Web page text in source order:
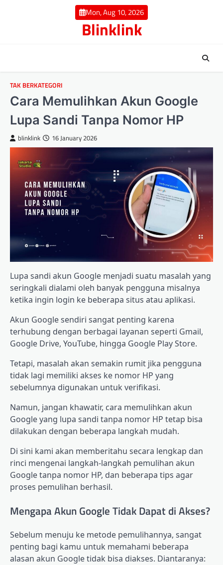
Mon, Aug 10, 2026
Blinklink
TAK BERKATEGORI
Cara Memulihkan Akun Google
Lupa Sandi Tanpa Nomor HP
blinklink 16 January 2026
Lupa sandi akun Google menjadi suatu masalah yang
seringkali dialami oleh banyak pengguna misalnya
ketika ingin login ke beberapa situs atau aplikasi.
Akun Google sendiri sangat penting karena
terhubung dengan berbagai layanan seperti Gmail,
Google Drive, YouTube, hingga Google Play Store.
Tetapi, masalah akan semakin rumit jika pengguna
tidak lagi memiliki akses ke nomor HP yang
sebelumnya digunakan untuk verifikasi.
Namun, jangan khawatir, cara memulihkan akun
Google yang lupa sandi tanpa nomor HP tetap bisa
dilakukan dengan beberapa langkah mudah.
Di sini kami akan memberitahu secara lengkap dan
rinci mengenai langkah-langkah pemulihan akun
Google tanpa nomor HP, dan beberapa tips agar
proses pemulihan berhasil.
Mengapa Akun Google Tidak Dapat di Akses?
Sebelum menuju ke metode pemulihannya, sangat
penting bagi kamu untuk memahami beberapa
alasan akun Google tidak bisa diakses. Diantaranya: